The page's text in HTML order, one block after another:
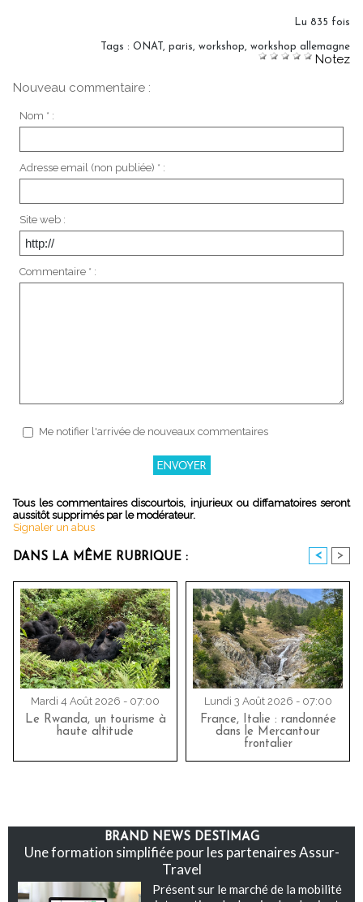
Lu 835 fois
Tags : ONAT paris workshop workshop allemagne
Notez
Nouveau commentaire :
Nom * :
Adresse email (non publiée) * :
Site web :
Commentaire * :
Me notifier l'arrivée de nouveaux commentaires
Tous les commentaires discourtois, injurieux ou diffamatoires seront
aussitôt supprimés par le modérateur.
Signaler un abus
DANS LA MÊME RUBRIQUE : < >
Mardi 4 Août 2026 - 07:00
Le Rwanda, un tourisme à
haute altitude
Lundi 3 Août 2026 - 07:00
France, Italie : randonnée
dans le Mercantour
frontalier
BRAND NEWS DESTIMAG
Une formation simplifiée pour les partenaires Assur-
Travel
Présent sur le marché de la mobilité